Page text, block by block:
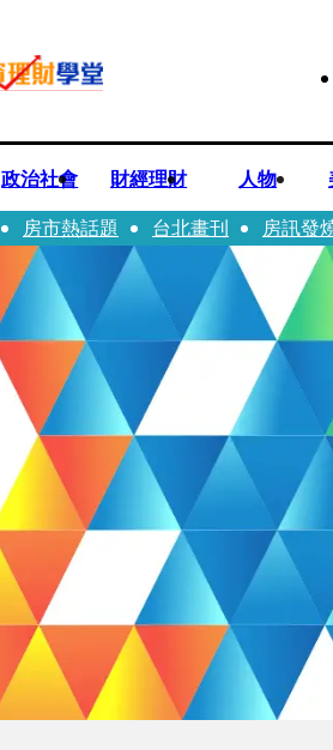
政治社會 財經理財 人物
房市熱話題 台北畫刊 房訊發